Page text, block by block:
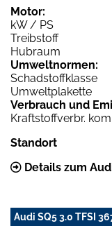
Motor:
kW / PS
Treibstoff
Hubraum
Umweltnormen:
Schadstoffklasse
Umweltplakette
Verbrauch und
Kraftstoffverbr.
Standort
Details zum
Audi SQ5 3.0 TFSI